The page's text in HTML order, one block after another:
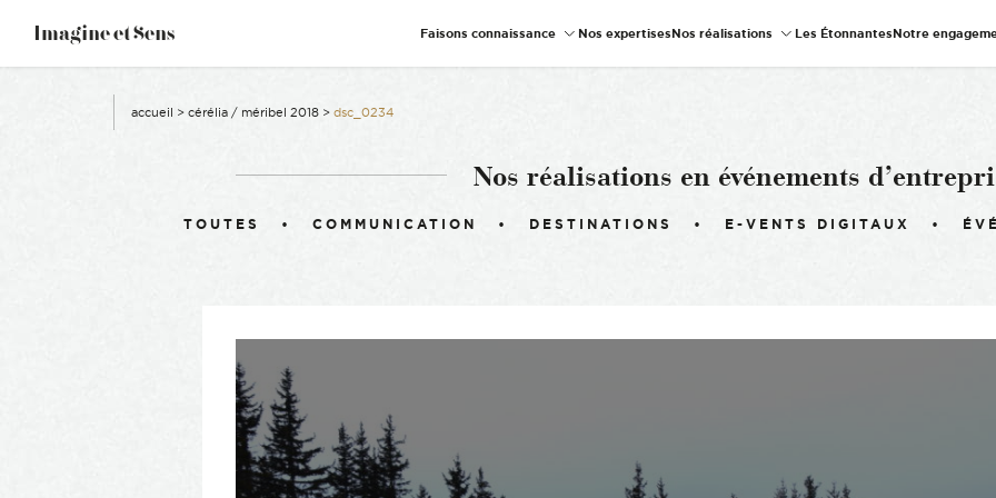
Imagine et Sens–
Événementiel
Communicants
Faisons connaissance Nos expertisesNos réalisations Les ÉtonnantesNotre
accueil > cérélia / méribel 2018 > dsc_0234
Nos réalisations en événements
TOUTES COMMUNICATION DESTINATIONS E-VENTS DIGITAUX